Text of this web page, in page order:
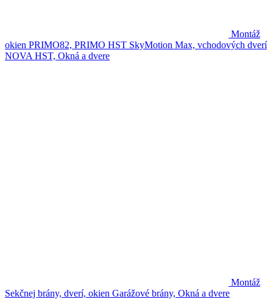
Montáž
okien PRIMO82, PRIMO HST SkyMotion Max, vchodových dverí
NOVA HST, Okná a dvere
Montáž
Sekčnej brány, dverí, okien Garážové brány, Okná a dvere